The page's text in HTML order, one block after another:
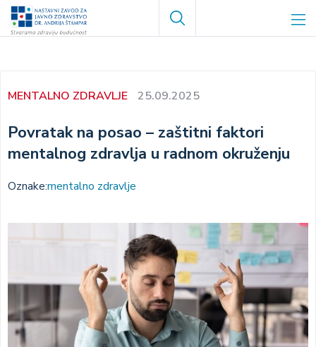
Skoči
Search
MENTALNO ZDRAVLJE 25.09.2025
Povratak na posao – zaštitni faktori
mentalnog zdravlja u radnom okruženju
Oznake:mentalno zdravlje